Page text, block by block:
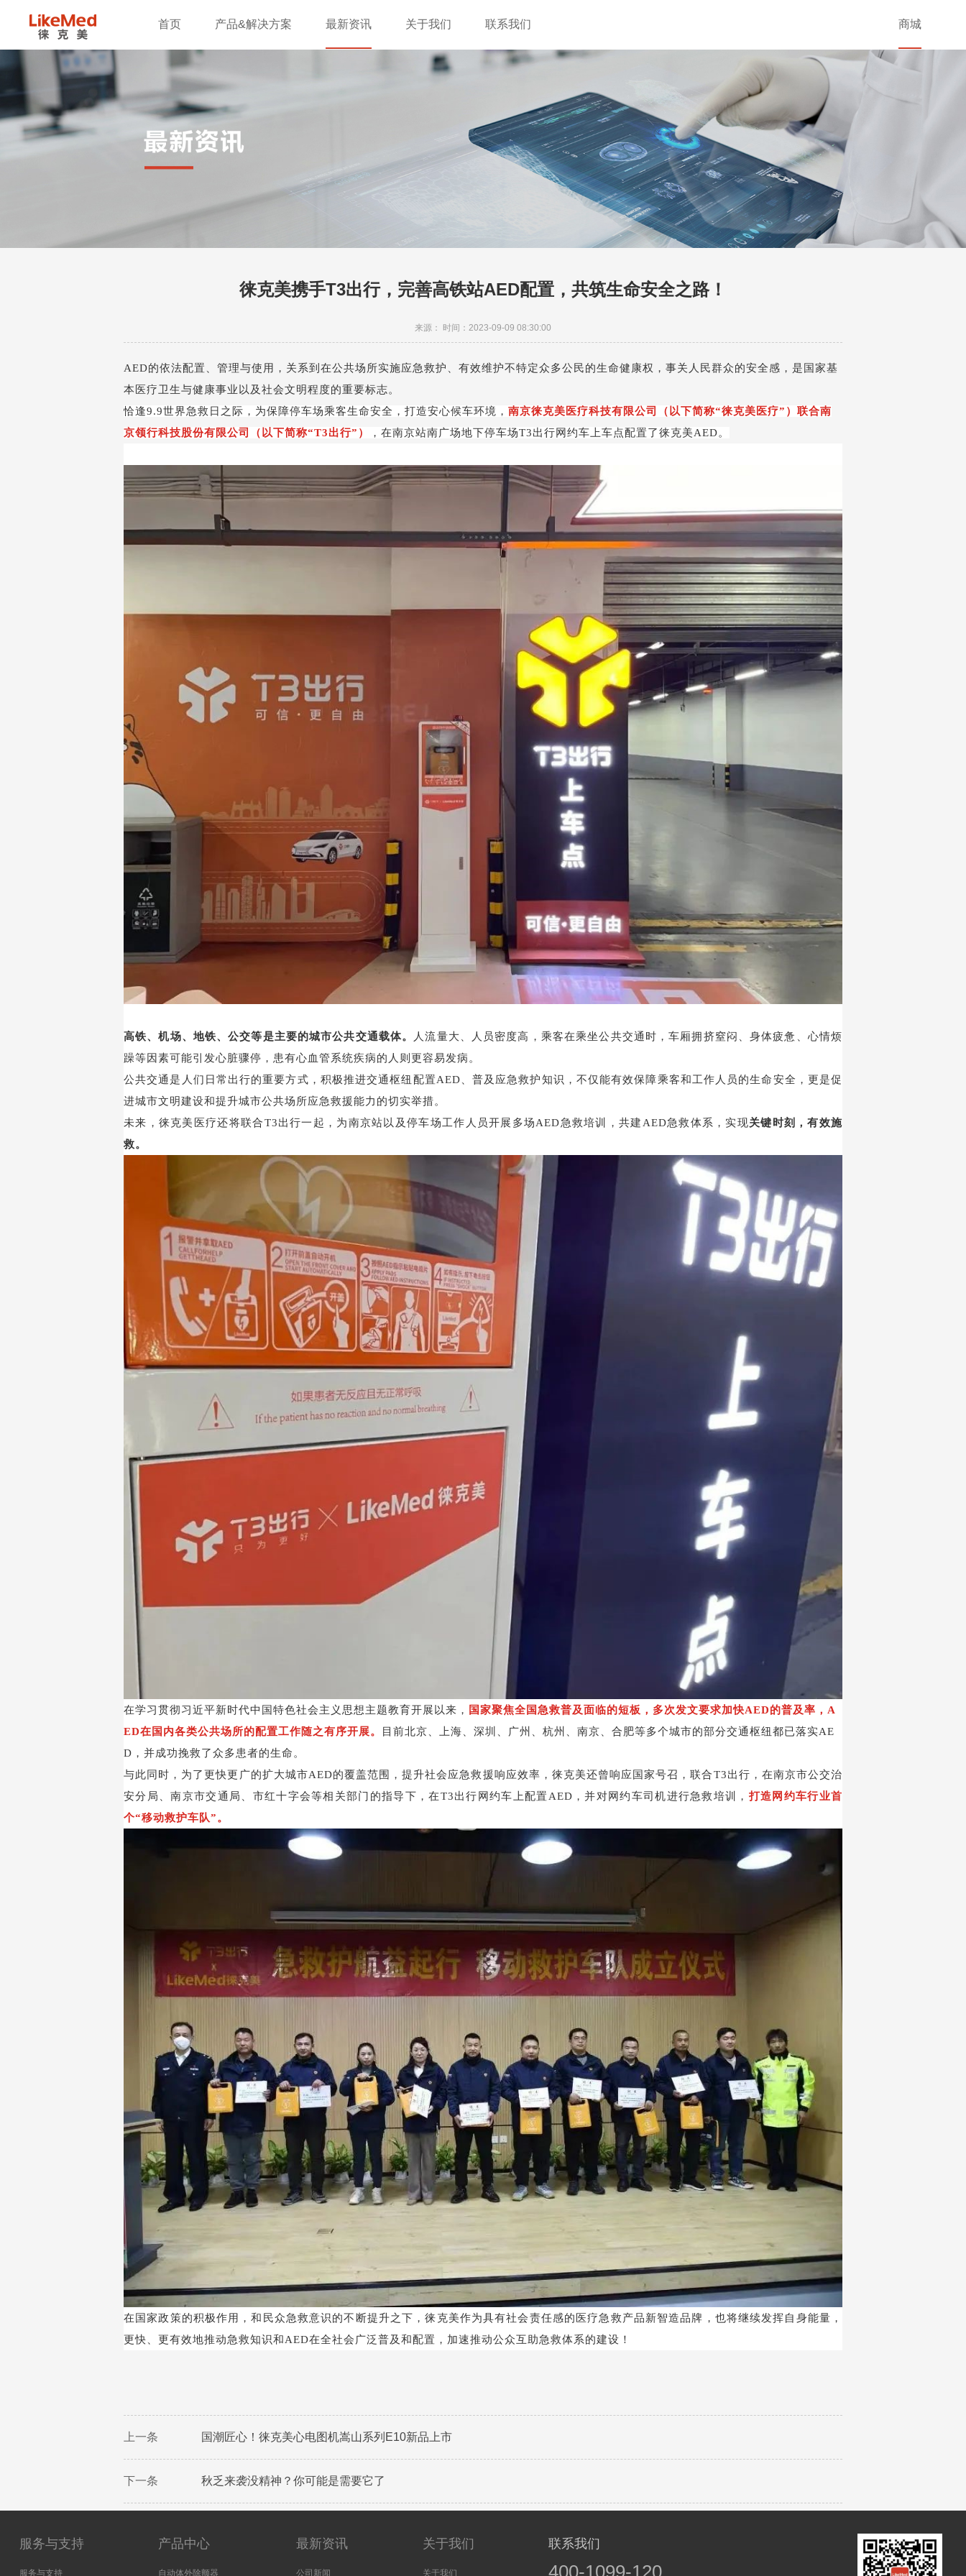
商城
首页 产品&解决方案 最新资讯 关于我们 联系我们
徕克美携手T3出行，完善高铁站AED配置，共筑生命安全之路！
来源： 时间：2023-09-09 08:30:00
AED的依法配置、管理与使用，关系到在公共场所实施应急救护、有效维护不特定众多公民的生命健康权，事关人民群众的安全感，是国家基
本医疗卫生与健康事业以及社会文明程度的重要标志。
恰逢9.9世界急救日之际，为保障停车场乘客生命安全，打造安心候车环境， 南京徕克美医疗科技有限公司（以下简称“徕克美医疗”）联合南
京领行科技股份有限公司（以下简称“T3出行”） ，在南京站南广场地下停车场T3出行网约车上车点配置了徕克美AED。
高铁、机场、地铁、公交等是主要的城市公共交通载体。
人流量大、人员密度高，乘客在乘坐公共交通时，车厢拥挤窒闷、身体疲惫、心情烦
躁等因素可能引发心脏骤停，患有心血管系统疾病的人则更容易发病。
公共交通是人们日常出行的重要方式，积极推进交通枢纽配置AED 、普及应急救护知识，不仅能有效保障乘客和工作人员的生命安全，更是促
进城市文明建设和提升城市公共场所应急救援能力的切实举措。
未来，徕克美医疗还将联合T3出行一起，为南京站以及停车场工作人员开展多场AED急救培训，共建 AED急救体系，实现关键时刻，有效施
救。
在学习贯彻习近平新时代中国特色社会主义思想主题教育开展以来， 国家聚焦全国急救普及面临的短板，多次发文要求加快AED的普及率， A
ED在国内各类公共场所的配置工作随之有序开展。 目前北京、上海、深圳、广州、杭州、南京、合肥等多个城市的部分交通枢纽都已落实AE
D ，并成功挽救了众多患者的生命。
与此同时，为了更快更广的扩大城市AED的覆盖范围，提升社会应急救援响应效率，徕克美还曾响应国家号召，联合T3出行，在南京市公交治
安分局、南京市交通局、市红十字会等相关部门的指导下，在T3出行网约车上配置AED ，并对网约车司机进行急救培训， 打造网约车行业首
个“移动救护车队”。
在国家政策的积极作用，和民众急救意识的不断提升之下，徕克美作为具有社会责任感的医疗急救产品新智造品牌，也将继续发挥自身能量，
更快、更有效地推动急救知识和AED在全社会广泛普及和配置，加速推动公众互助急救体系的建设！
上一条 国潮匠心！徕克美心电图机嵩山系列E10新品上市
下一条 秋乏来袭没精神？你可能是需要它了
服务与支持
服务与支持
产品中心
自动体外除颤器
最新资讯
公司新闻
关于我们
关于我们
联系我们
400-1099-120